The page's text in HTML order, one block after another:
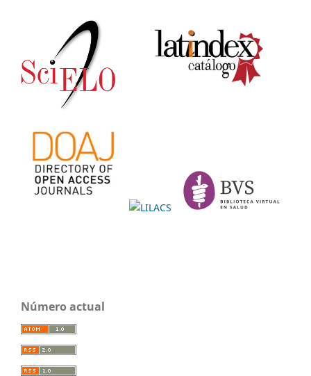
Número actual